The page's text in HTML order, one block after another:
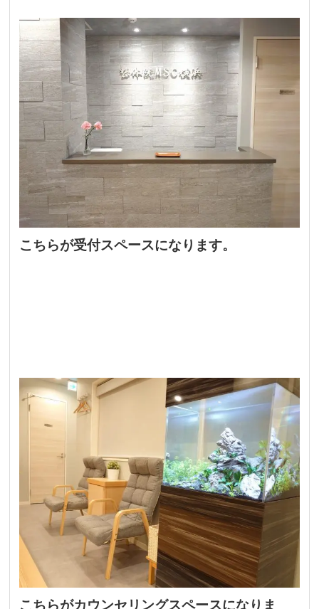
こちらが受付スペースになります。
こちらがカウンセリングスペースになりま